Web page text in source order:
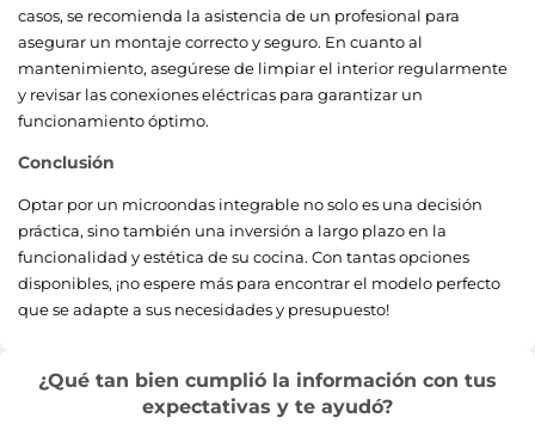
casos, se recomienda la asistencia de un profesional para
asegurar un montaje correcto y seguro. En cuanto al
mantenimiento, asegúrese de limpiar el interior regularmente
y revisar las conexiones eléctricas para garantizar un
funcionamiento óptimo.
Conclusión
Optar por un microondas integrable no solo es una decisión
práctica, sino también una inversión a largo plazo en la
funcionalidad y estética de su cocina. Con tantas opciones
disponibles, ¡no espere más para encontrar el modelo perfecto
que se adapte a sus necesidades y presupuesto!
¿Qué tan bien cumplió la información con tus
expectativas y te ayudó?